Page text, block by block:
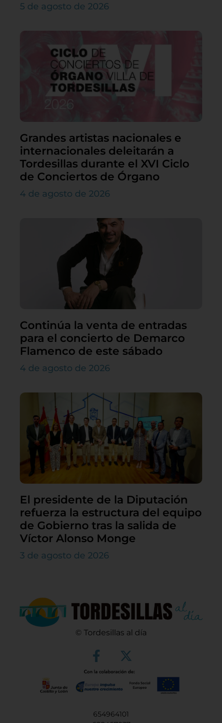
5 de agosto de 2026
Grandes artistas nacionales e
internacionales deleitarán a
Tordesillas durante el XVI Ciclo
de Conciertos de Órgano
4 de agosto de 2026
Continúa la venta de entradas
para el concierto de Demarco
Flamenco de este sábado
4 de agosto de 2026
El presidente de la Diputación
refuerza la estructura del equipo
de Gobierno tras la salida de
Víctor Alonso Monge
3 de agosto de 2026
© Tordesillas al día
654964101